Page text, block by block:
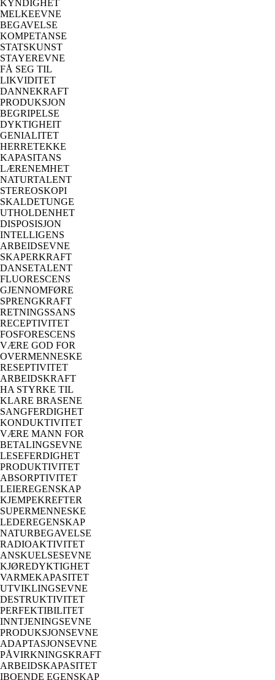
KYNDIGHET
MELKEEVNE
BEGAVELSE
KOMPETANSE
STATSKUNST
STAYEREVNE
FÅ SEG TIL
LIKVIDITET
DANNEKRAFT
PRODUKSJON
BEGRIPELSE
DYKTIGHEIT
GENIALITET
HERRETEKKE
KAPASITANS
LÆRENEMHET
NATURTALENT
STEREOSKOPI
SKALDETUNGE
UTHOLDENHET
DISPOSISJON
INTELLIGENS
ARBEIDSEVNE
SKAPERKRAFT
DANSETALENT
FLUORESCENS
GJENNOMFØRE
SPRENGKRAFT
RETNINGSSANS
RECEPTIVITET
FOSFORESCENS
VÆRE GOD FOR
OVERMENNESKE
RESEPTIVITET
ARBEIDSKRAFT
HA STYRKE TIL
KLARE BRASENE
SANGFERDIGHET
KONDUKTIVITET
VÆRE MANN FOR
BETALINGSEVNE
LESEFERDIGHET
PRODUKTIVITET
ABSORPTIVITET
LEIEREGENSKAP
KJEMPEKREFTER
SUPERMENNESKE
LEDEREGENSKAP
NATURBEGAVELSE
RADIOAKTIVITET
ANSKUELSESEVNE
KJØREDYKTIGHET
VARMEKAPASITET
UTVIKLINGSEVNE
DESTRUKTIVITET
PERFEKTIBILITET
INNTJENINGSEVNE
PRODUKSJONSEVNE
ADAPTASJONSEVNE
PÅVIRKNINGSKRAFT
ARBEIDSKAPASITET
IBOENDE EGENSKAP